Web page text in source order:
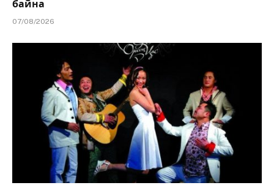
байна
07/08/2026